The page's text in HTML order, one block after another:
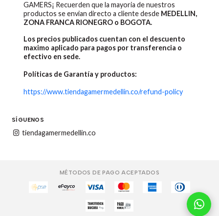
GAMERS¡ Recuerden que la mayoria de nuestros
productos se envian directo a cliente desde MEDELLIN,
ZONA FRANCA RIONEGRO o BOGOTA.
Los precios publicados cuentan con el descuento
maximo aplicado para pagos por transferencia o
efectivo en sede.
Políticas de Garantía y productos:
https://www.tiendagamermedellin.co/refund-policy
SÍGUENOS
tiendagamermedellin.co
MÉTODOS DE PAGO ACEPTADOS